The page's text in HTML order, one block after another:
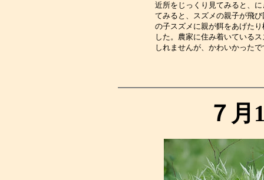
近所をじっくり見てみると、
てみると、スズメの親子が飛
の子スズメに親が餌をあげた
した。農家に住み着いている
しれませんが
７月